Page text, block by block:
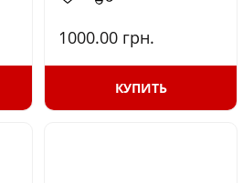
1000.00 грн.
КУПИТЬ